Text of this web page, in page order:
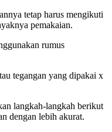
tetap harus mengikuti
pemakaian.
rumus
tegangan yang dipakai x
langkah-langkah berikut
dengan lebih akurat.